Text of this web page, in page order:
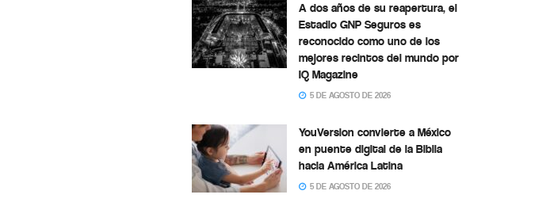
A dos años de su reapertura, el
Estadio GNP Seguros es
reconocido como uno de los
mejores recintos del mundo por
IQ Magazine
5 DE AGOSTO DE 2026
YouVersion convierte a México
en puente digital de la Biblia
hacia América Latina
5 DE AGOSTO DE 2026